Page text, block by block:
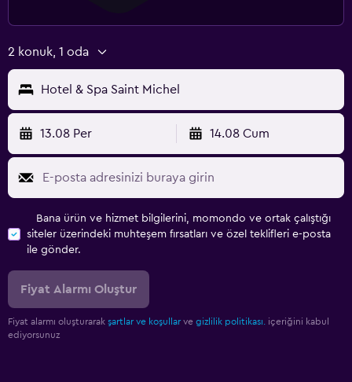
2 konuk, 1 oda
Hotel & Spa Saint Michel
13.08 Per 14.08 Cum
Bana ürün ve hizmet bilgilerini, momondo ve ortak çalıştığı
siteler üzerindeki muhteşem fırsatları ve özel teklifleri e-posta
ile gönder.
Fiyat Alarmı Oluştur
Fiyat alarmı oluşturarak şartlar ve koşullar ve gizlilik politikası.
içeriğini kabul
ediyorsunuz